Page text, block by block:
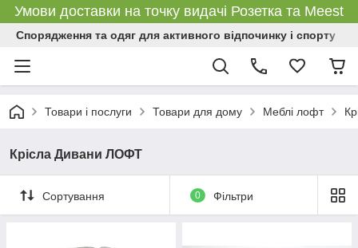
Умови доставки на точку видачі Розетка та Meest
Спорядження та одяг для активного відпочинку і спорту
Товари і послуги Товари для дому Меблі лофт
Крісла Дивани ЛОФТ
Сортування 0 Фільтри